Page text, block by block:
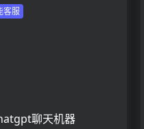
客服
聊天机器